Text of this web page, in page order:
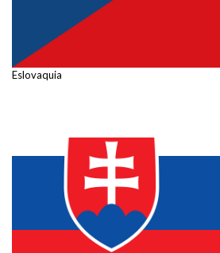
Eslovaquia